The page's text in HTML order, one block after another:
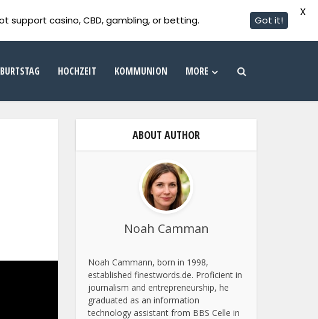
HOCHZEIT KOMMUNION MORE
ABOUT AUTHOR
Noah Camman
Noah Cammann, born in 1998,
established finestwords.de. Proficient in
journalism and entrepreneurship, he
graduated as an information
technology assistant from BBS Celle in
support casino, CBD, gambling, or betting. Got it!
X